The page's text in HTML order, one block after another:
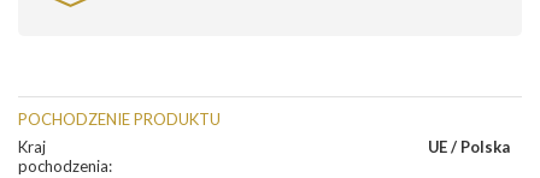
POCHODZENIE PRODUKTU
Kraj
pochodzenia:
UE / Polska